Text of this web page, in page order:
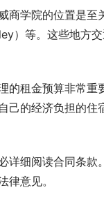
商学院的位置是
）等。这些地方
的租金预算非常
己的经济负担的住
详细阅读合同条
律意见。